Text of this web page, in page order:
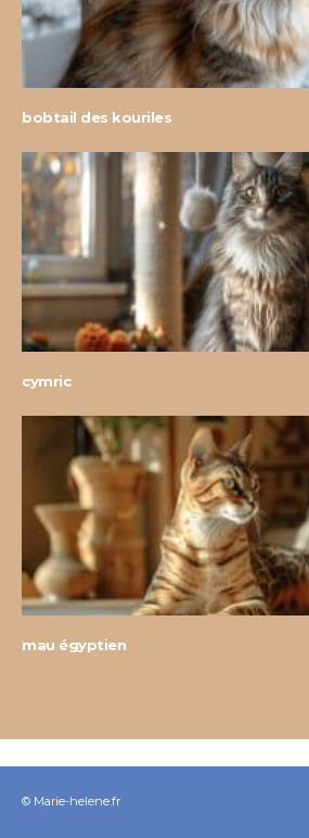
bobtail des kouriles
cymric
mau égyptien
© Marie-helene.fr